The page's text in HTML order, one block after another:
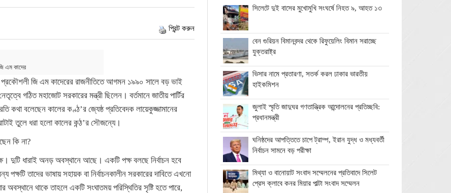
প্রিন্ট করুন
এম কাদের
প্রকৌশলী জি এম কাদেরের রাজনীতিতে আগমন ১৯৯০ সালে বড় ভাই
গঠিত মহাজোট সরকারের মন্ত্রী ছিলেন। বর্তমানে জাতীয় পার্টির
কথা বলেছেন কালের কণ্ঠ’র জ্যেষ্ঠ প্রতিবেদক লায়েকুজ্জামানের
তুলে ধরা হলো কালের কন্ঠ’র সৌজন্যে।
কি না?
দুটি ধারাই অনড় অবস্থানে আছে। একটি পক্ষ বলছে নির্বাচন হবে
তাদের ভাষায় সহায়ক বা নির্বাচনকালীন সরকারের দাবিতে এখনো
থাকে তাহলে একটি সংঘাতময় পরিস্থিতির সৃষ্টি হতে পারে,
সিলেটে দুই বাসের মুখোমুখি সংঘর্ষে নিহত ৯, আহত ১৩
বেন গুরিয়ন বিমানবন্দর থেকে রিফুয়েলিং বিমান সরাচ্ছে
যুক্তরাষ্ট্র
ভিসার নামে প্রতারণা, সতর্ক করল ঢাকার ভারতীয়
হাইকমিশন
জুলাই স্মৃতি জাদুঘর গণতান্ত্রিক আন্দোলনের প্রতিচ্ছবি:
প্রধানমন্ত্রী
ঘনিষ্ঠদের আপত্তিতে চাপে ট্রাম্প, ইরান যুদ্ধ ও মধ্যবর্তী
নির্বাচন সামনে বড় পরীক্ষা
মিথ্যা ও বানোয়াট সংবাদ সম্মেলনের প্রতিবাদে সিলেট
প্রেস ক্লাবে কনর মিয়ার পাল্টা সংবাদ সম্মেলন